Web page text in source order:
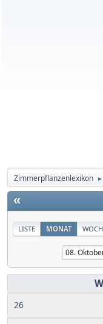
Zimmerpflanzenlexikon ►
«
LISTE MONAT
26